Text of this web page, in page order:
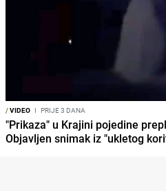
/VIDEO I PRIJE 3 DANA
"Prikaza" u Krajini pojedine
Objavljen snimak iz "ukletog